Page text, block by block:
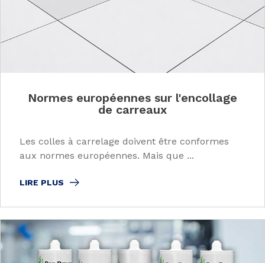
Normes européennes sur l'encollage
de carreaux
Les colles à carrelage doivent être conformes
aux normes européennes. Mais que ...
LIRE PLUS